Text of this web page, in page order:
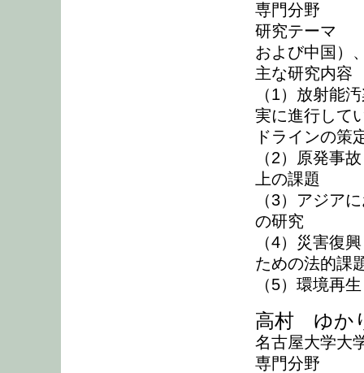
専門分野
研究テーマ
および中国）
主な研究内容
（1）放射能
実に進行して
ドラインの策
（2）原発事
上の課題
（3）アジア
の研究
（4）災害復
ための法的課
（5）環境再
高村 ゆか
名古屋大学大
専門分野 国